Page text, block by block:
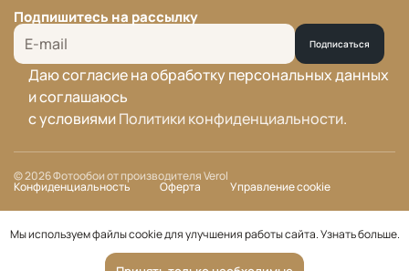
Подпишитесь на рассылку
Подписаться
Даю согласие на обработку персональных данных
и соглашаюсь
с условиямиПолитики конфиденциальности.
© 2026 Фотообои от производителя Verol
Конфиденциальность Оферта Управление cookie
Мы используем файлы cookie для улучшения работы сайта.Узнать больше.